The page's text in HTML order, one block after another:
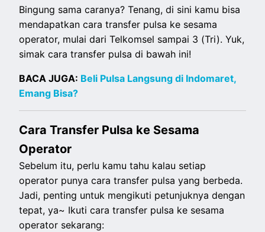
Bingung sama caranya? Tenang, di sini kamu bisa
mendapatkan cara transfer pulsa ke sesama
operator, mulai dari Telkomsel sampai 3 (Tri). Yuk,
simak cara transfer pulsa di bawah ini!
BACA JUGA: Beli Pulsa Langsung di Indomaret,
Emang Bisa?
Cara Transfer Pulsa ke Sesama
Operator
Sebelum itu, perlu kamu tahu kalau setiap
operator punya cara transfer pulsa yang berbeda.
Jadi, penting untuk mengikuti petunjuknya dengan
tepat, ya~ Ikuti cara transfer pulsa ke sesama
operator sekarang: